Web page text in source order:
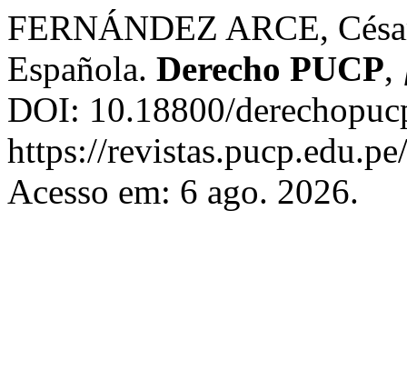
FERNÁNDEZ ARCE,
Española. Derecho PUCP,
DOI: 10.18800/
https://
Acesso em: 6 ago. 2026.